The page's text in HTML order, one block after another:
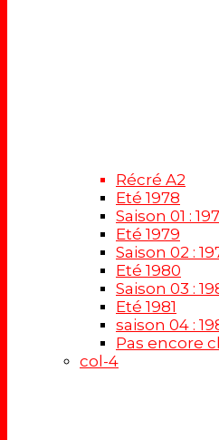
Récré A2
Eté 1978
Saison 01 :
Eté 1979
Saison 02 :
Eté 1980
Saison 03 :
Eté 1981
saison 04 :
Pas encore
col-4